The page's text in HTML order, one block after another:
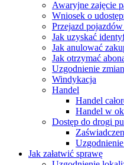
Awaryjne zajęcie
Wniosek o
Przejazd
Jak uzyskać
Jak anulować
Jak otrzymać
Uzgodnienie
Windykacja
Handel
Handel
Handel w
Dostęp do drogi
Jak załatwić sprawę